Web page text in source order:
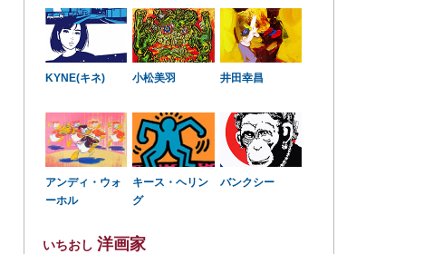
KYNE(キネ) 小松美羽 井田幸昌
アンディ・ウォ
ーホル
キース・ヘリン
グ
バンクシー
いちおし 洋画家